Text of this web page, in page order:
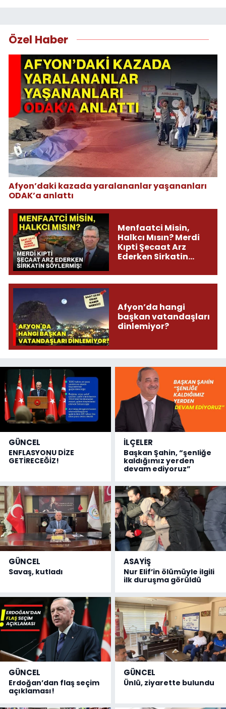
Özel Haber
Afyon’daki kazada yaralananlar yaşananları
ODAK’a anlattı
Menfaatci Misin,
Halkcı Mısın? Merdi
Kıpti Şecaat Arz
Ederken Sirkatin
Afyon’da hangi
başkan vatandaşları
dinlemiyor?
GÜNCEL
ENFLASYONU DİZE
GETİRECEĞİZ!
İLÇELER
Başkan Şahin, “şenliğe
kaldığımız yerden
devam ediyoruz”
GÜNCEL
Savaş, kutladı
ASAYİŞ
Nur Elif’in ölümüyle ilgili
ilk duruşma görüldü
GÜNCEL
Erdoğan’dan flaş seçim
açıklaması!
GÜNCEL
Ünlü, ziyarette bulundu